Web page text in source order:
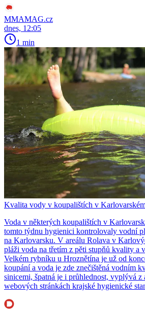
MMAMAG.cz
dnes, 12:05
1 min
Kvalita vody v koupalištích v
Voda v některých koupalištích v
tomto týdnu hygienici kontrolovaly vodní
na Karlovarsku. V areálu Rolava v
pláži voda na třetím z pěti stupňů kvality a
Velkém rybníku u Hroznětína je už od
koupání a voda je zde znečištěná vodním
sinicemi, špatná je i průhlednost, vyplývá z
webových stránkách krajské hygienické